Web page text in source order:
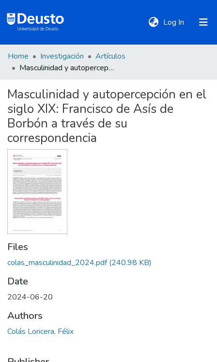
Log In (current)
DeustoTeka
Communities
&
Collections
All of DSpace
Statistics
Policies
Home Investigación
Artículos
Masculinidad y autopercepción en el siglo XIX: Francisco de Asís de Borbón a través de su correspondencia
Masculinidad y autopercepción en el
siglo XIX: Francisco de Asís de
Borbón a través de su
correspondencia
Files
colas_masculinidad_2024.pdf(240.98 KB)
Date
2024-06-20
Authors
Colás Loricera, Félix